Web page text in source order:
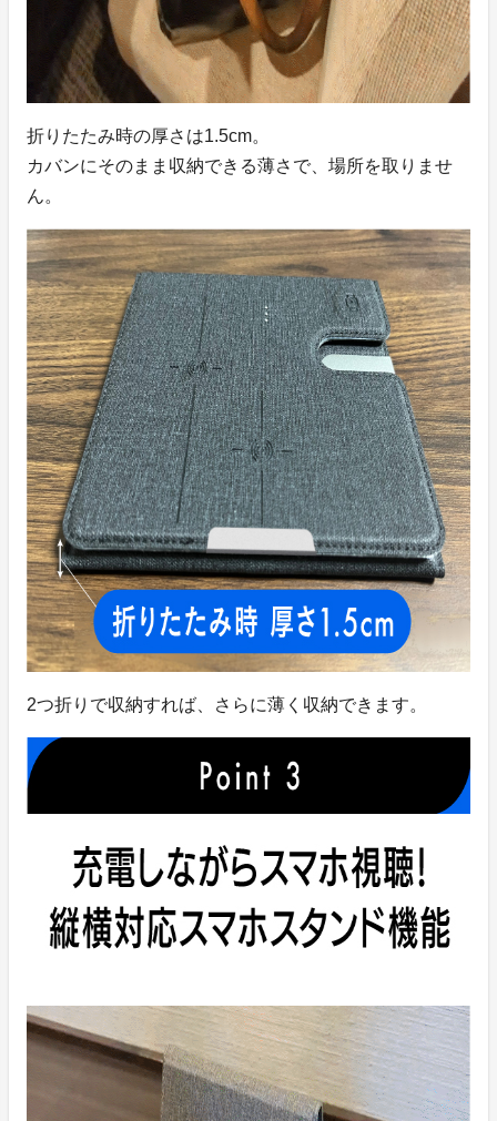
折りたたみ時の厚さは1.5cm。
カバンにそのまま収納できる薄さで、場所を取りませ
ん。
2つ折りで収納すれば、さらに薄く収納できます。